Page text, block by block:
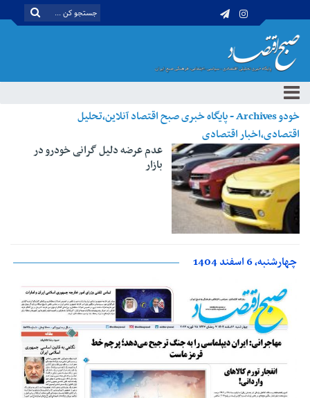
خودو Archives - پایگاه خبری صبح اقتصاد آنلاین،تحلیل
اقتصادی،اخبار اقتصادی
عدم عرضه دلیل گرانی خودرو در
بازار
چهارشنبه، 6 اسفند 1404